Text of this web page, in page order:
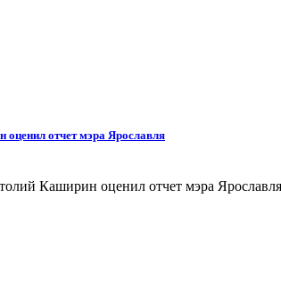
отчет мэра Ярославля